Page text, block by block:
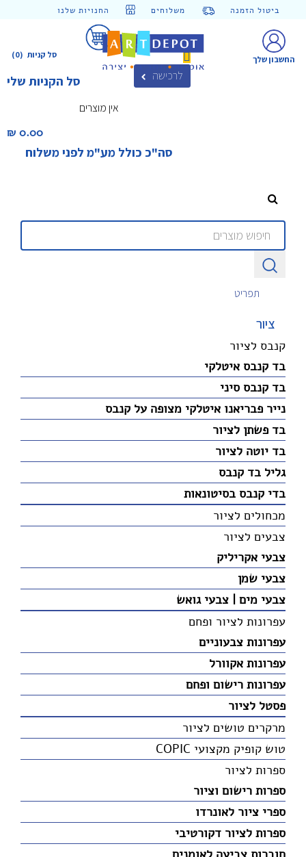
ביטול הזמנה משלוחים החנויות שלנו
(0) סל קניות
סל הקניות שלי לרכישה
אין מוצרים
0.00 ₪‎
סה"כ כולל מע"מ לפני משלוח
החשבון שלך
תפריט
ציור
קנבס לציור
בד קנבס איטלקי
בד קנבס סיני
נייר פבריאנו איטלקי מצופה על קנבס
בד פשתן לציור
בד יוטה לציור
גליל בד קנבס
בדי קנבס בסיטונאות
מכחולים לציור
צבעים לציור
צבעי אקריליק
צבעי שמן
צבעי מים | צבעי גואש
עפרונות לציור ופחם
עפרונות צבעוניים
עפרונות אקוורל
עפרונות רישום ופחם
פסטל לציור
מרקרים טושים לציור
טוש קופיק מקצועי COPIC
ספרות לציור
ספרות רישום וציור
ספרי ציור לאונרדו
ספרות לציור דקורטיבי